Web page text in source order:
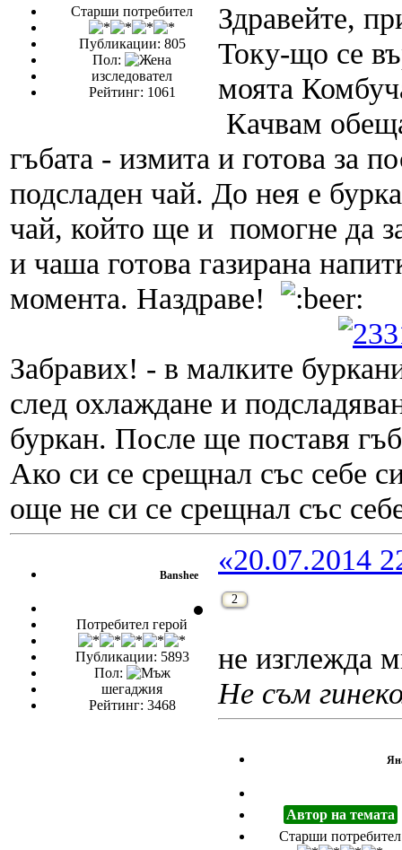
Старши потребител
Публикации: 805
Пол:
изследовател
Рейтинг: 1061
Здравейте,
Току-що се
моята
Качвам
гъбата - измита и готова за
подсладен чай. До нея е
чай, който ще и помогне да
и чаша готова газирана
момента. Наздраве!
Забравих! - в малките
след охлаждане и
буркан. После ще поставя
Ако си се срещнал със себе
още не си се срещнал със
Banshee
Потребител герой
Публикации: 5893
Пол:
шегаджия
Рейтинг: 3468
«20.07.2014
2
не изглежда
Не съм
Автор на темата
Старши потребител